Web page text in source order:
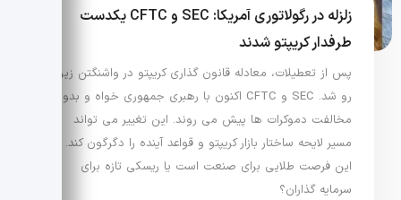
زلزله در رگولاتوری آمریکا: SEC و CFTC یکدست
طرفدار کریپتو شدند
پس از تعطیلات، معادله قانون گذاری کریپتو در واشنگتن زیر و
رو شد. SEC و CFTC اکنون با رهبری جمهوری خواه و بدون
مخالفت دموکرات ها پیش می روند. این تغییر می تواند
مسیر لایحه ساختار بازار کریپتو و قواعد آینده را دگرگون کند. آیا
این فرصت طلایی برای صنعت است یا ریسکی تازه برای
سرمایه گذاران؟